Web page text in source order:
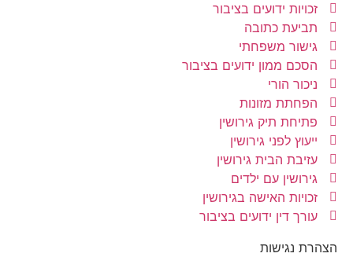
זכויות ידועים בציבור
תביעת כתובה
גישור משפחתי
הסכם ממון ידועים בציבור
ניכור הורי
הפחתת מזונות
פתיחת תיק גירושין
ייעוץ לפני גירושין
עזיבת הבית גירושין
גירושין עם ילדים
זכויות האישה בגירושין
עורך דין ידועים בציבור
הצהרת נגישות